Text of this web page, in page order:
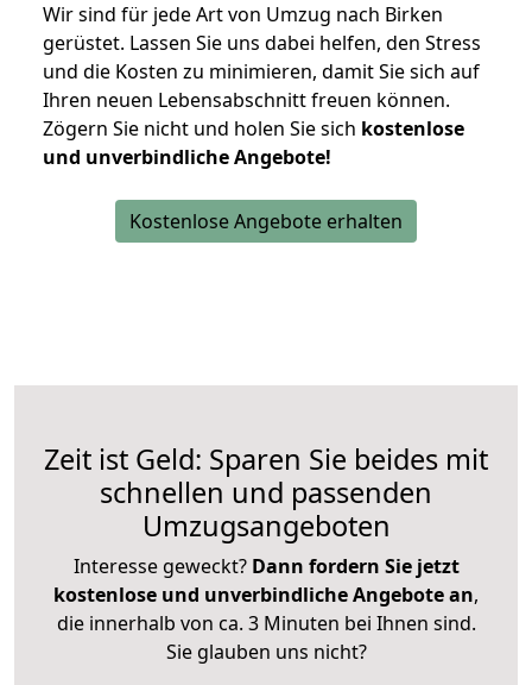
Wir sind für jede Art von Umzug nach Birken
gerüstet. Lassen Sie uns dabei helfen, den Stress
und die Kosten zu minimieren, damit Sie sich auf
Ihren neuen Lebensabschnitt freuen können.
Zögern Sie nicht und holen Sie sich kostenlose
und unverbindliche Angebote!
Kostenlose Angebote erhalten
Zeit ist Geld: Sparen Sie beides mit
schnellen und passenden
Umzugsangeboten
Interesse geweckt? Dann fordern Sie jetzt
kostenlose und unverbindliche Angebote an,
die innerhalb von ca. 3 Minuten bei Ihnen sind.
Sie glauben uns nicht?